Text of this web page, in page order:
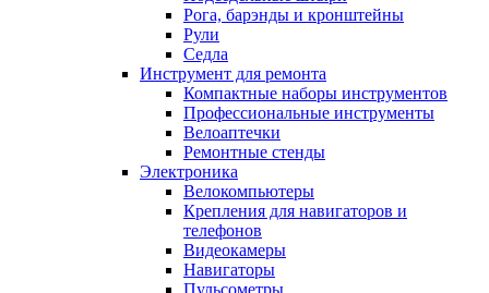
Рога, барэнды и кронштейны
Рули
Седла
Инструмент для ремонта
Компактные наборы инструментов
Профессиональные инструменты
Велоаптечки
Ремонтные стенды
Электроника
Велокомпьютеры
Крепления для навигаторов и
телефонов
Видеокамеры
Навигаторы
Пульсометры